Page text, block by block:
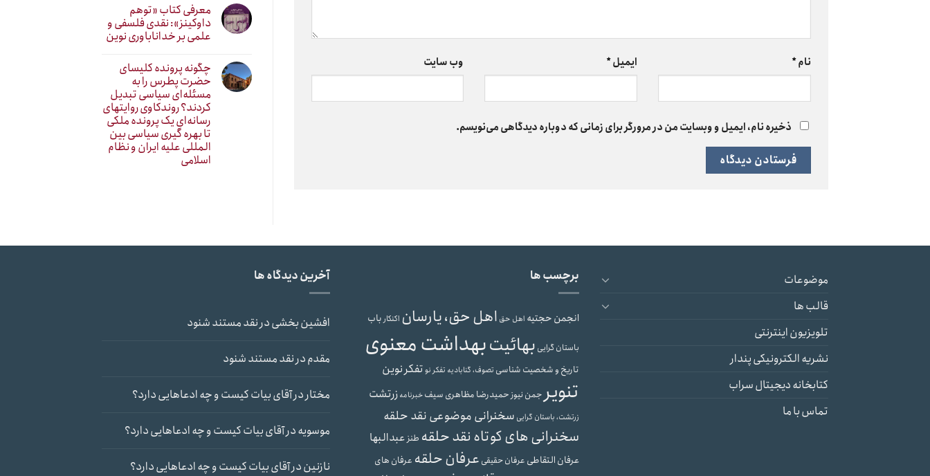
نام* ایمیل* وب‌ سایت
ذخیره نام، ایمیل و وبسایت من در مرورگر برای زمانی که دوباره دیدگاهی می‌نویسم.
معرفی کتاب «توهم
داوکینز»: نقدی فلسفی و
علمی بر خداناباوری نوین
چگونه پرونده کلیسای
حضرت پطرس را به
مسئله‌ای سیاسی تبدیل
کردند؟ روندکاوی روایتهای
رسانه‌ایِ یک پرونده ملکی
تا بهره گیری سیاسی بین
المللی علیه ایران و نظام
اسلامی
موضوعات
قالب ها
تلویزیون اینترنتی
نشریه الکترونیکی پندار
کتابخانه دیجیتال سراب
تماس با ما
برچسب ها
انجمن حجتیه اهل حق اهل حق، یارسان اکنکار باب
باستان گرایی بهائیتبهداشت معنوی
تاریخ و شخصیت شناسی تصوف، گنابادیه تفکر نوتفکر نوین
تنویر جمن نیوز حمیدرضا مظاهری سیفخبرنامهزرتشت
زرتشت، باستان گرایی سخنرانی موضوعی نقد حلقه
سخنرانی های کوتاه نقد حلقه طنز عبدالبها
عرفان التقاطی عرفان حقیقی عرفان حلقه عرفان های
آخرین دیدگاه ها
افشین بخشیدرنقد مستند شنود
مقدمدرنقد مستند شنود
مختاردرآقای بیات کیست و چه ادعاهایی دارد؟
موسویهدرآقای بیات کیست و چه ادعاهایی دارد؟
نازنیندرآقای بیات کیست و چه ادعاهایی دارد؟